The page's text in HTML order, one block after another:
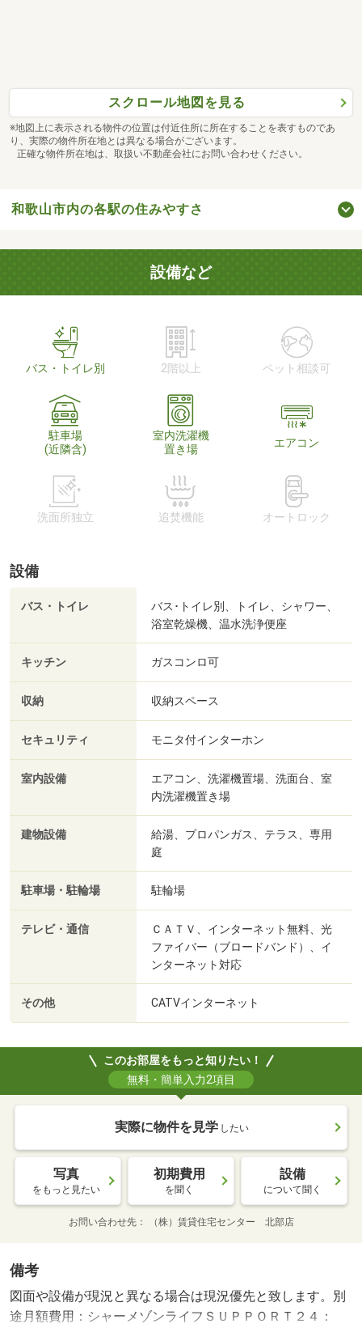
スクロール地図を見る
※地図上に表示される物件の位置は付近住所に所在することを表すものであ
り、実際の物件所在地とは異なる場合がございます。
正確な物件所在地は、取扱い不動産会社にお問い合わせください。
和歌山市内の各駅の住みやすさ
設備など
バス・トイレ別 2階以上 ペット相談可
駐車場
(近隣含)
室内洗濯機
置き場
エアコン
洗面所独立 追焚機能 オートロック
設備
バス・トイレ
バス･トイレ別、トイレ、シャワー、
浴室乾燥機、温水洗浄便座
キッチン ガスコンロ可
収納 収納スペース
セキュリティ モニタ付インターホン
室内設備
エアコン、洗濯機置場、洗面台、室
内洗濯機置き場
建物設備
給湯、プロパンガス、テラス、専用
庭
駐車場・駐輪場 駐輪場
テレビ・通信
ＣＡＴＶ、インターネット無料、光
ファイバー（ブロードバンド）、イ
ンターネット対応
その他 CATVインターネット
このお部屋をもっと知りたい！
無料・簡単入力2項目
実際に物件を見学 したい
写真
をもっと見たい
初期費用
を聞く
設備
について聞く
お問い合わせ先 （株）賃貸住宅センター 北部店
備考
図面や設備が現況と異なる場合は現況優先と致します。別
途月額費用：シャーメゾンライフＳＵＰＰＯＲＴ２４：